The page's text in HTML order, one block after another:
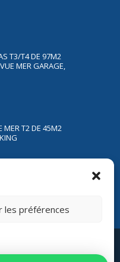
les préférences
T3/T4 DE 97M2
MER GARAGE,
MER T2 DE 45M2